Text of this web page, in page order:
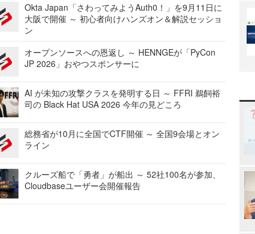
Okta Japan「さわってみようAuth0！」を9月11日に
大阪で開催 ～ 初心者向けハンズオン＆解説セッショ
ン
オープンソースへの恩返し ～ HENNGEが「PyCon
JP 2026」おやつスポンサーに
AI が未知の攻撃クラスを発明する日 ～ FFRI 鵜飼裕
司の Black Hat USA 2026 今年の見どころ
総務省が10月に全国でCTF開催 ～ 全国9会場とオン
ライン
クルーズ船で「勇者」が船出 ～ 52社100名が参加、
Cloudbaseユーザー会開催報告